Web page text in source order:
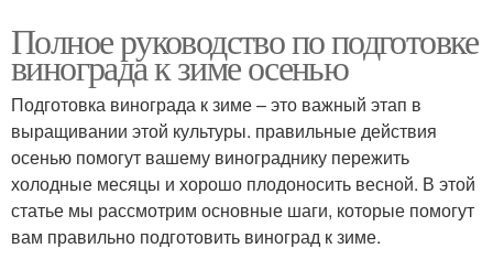
Полное руководство по подготовке
винограда к зиме осенью
Подготовка винограда к зиме – это важный этап в
выращивании этой культуры. правильные действия
осенью помогут вашему винограднику пережить
холодные месяцы и хорошо плодоносить весной. В этой
статье мы рассмотрим основные шаги, которые помогут
вам правильно подготовить виноград к зиме.